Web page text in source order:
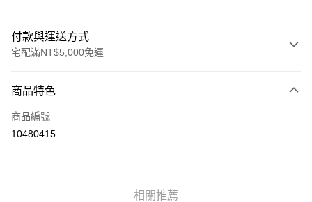
付款與運送方式
宅配滿NT$5,000免運
信用卡一次付款
LINE Pay
商品特色
商品編號
10480415
相關推薦